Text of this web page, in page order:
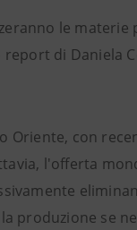
le
di Daniela
Oriente, con
l'offerta
produzione se